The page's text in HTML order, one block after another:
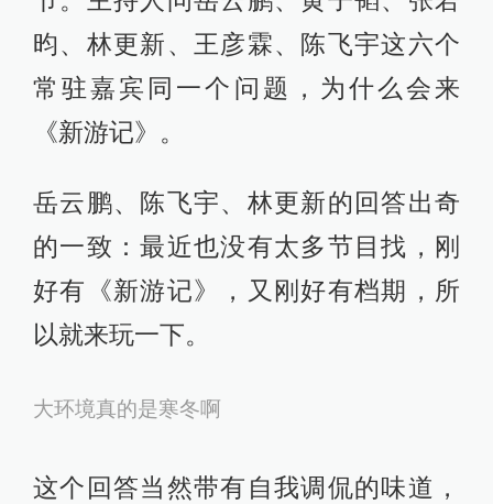
昀、林更新、王彦霖、陈飞宇这六个
常驻嘉宾同一个问题，为什么会来
《新游记》。
岳云鹏、陈飞宇、林更新的回答出奇
的一致：最近也没有太多节目找，刚
好有《新游记》，又刚好有档期，所
以就来玩一下。
大环境真的是寒冬啊
这个回答当然带有自我调侃的味道，